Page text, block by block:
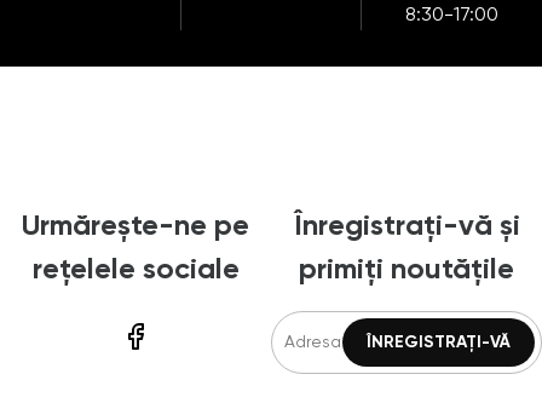
8:30-17:00
Urmărește-ne pe
rețelele sociale
Înregistrați-vă și
primiți noutățile